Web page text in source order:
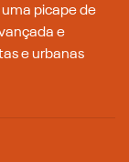
picape de
e
e urbanas